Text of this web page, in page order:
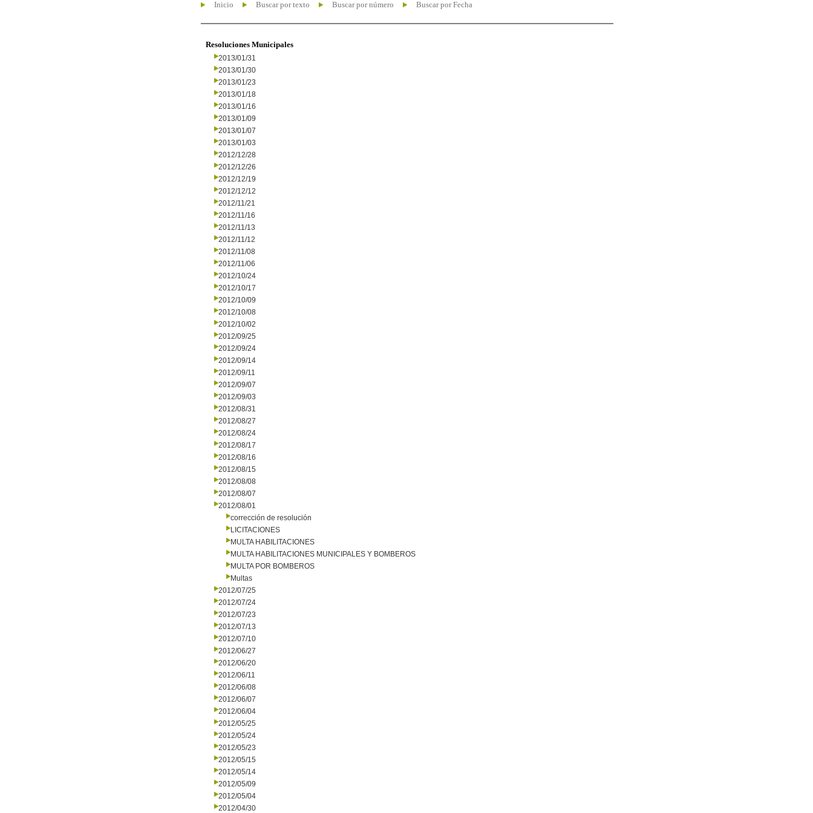
Inicio Buscar por texto Buscar por número Buscar por Fecha
Resoluciones Municipales
2013/01/31
2013/01/30
2013/01/23
2013/01/18
2013/01/16
2013/01/09
2013/01/07
2013/01/03
2012/12/28
2012/12/26
2012/12/19
2012/12/12
2012/11/21
2012/11/16
2012/11/13
2012/11/12
2012/11/08
2012/11/06
2012/10/24
2012/10/17
2012/10/09
2012/10/08
2012/10/02
2012/09/25
2012/09/24
2012/09/14
2012/09/11
2012/09/07
2012/09/03
2012/08/31
2012/08/27
2012/08/24
2012/08/17
2012/08/16
2012/08/15
2012/08/08
2012/08/07
2012/08/01
corrección de resolución
LICITACIONES
MULTA HABILITACIONES
MULTA HABILITACIONES MUNICIPALES Y BOMBEROS
MULTA POR BOMBEROS
Multas
2012/07/25
2012/07/24
2012/07/23
2012/07/13
2012/07/10
2012/06/27
2012/06/20
2012/06/11
2012/06/08
2012/06/07
2012/06/04
2012/05/25
2012/05/24
2012/05/23
2012/05/15
2012/05/14
2012/05/09
2012/05/04
2012/04/30